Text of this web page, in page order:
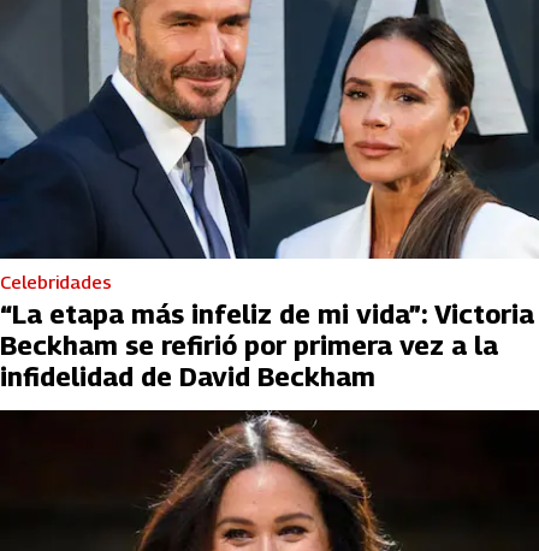
Celebridades
“La etapa más infeliz de mi vida”: Victoria
Beckham se refirió por primera vez a la
infidelidad de David Beckham